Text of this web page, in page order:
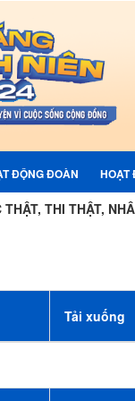
ĐỘNG ĐOÀN HOẠT
THI THẬT,
Tải xuống